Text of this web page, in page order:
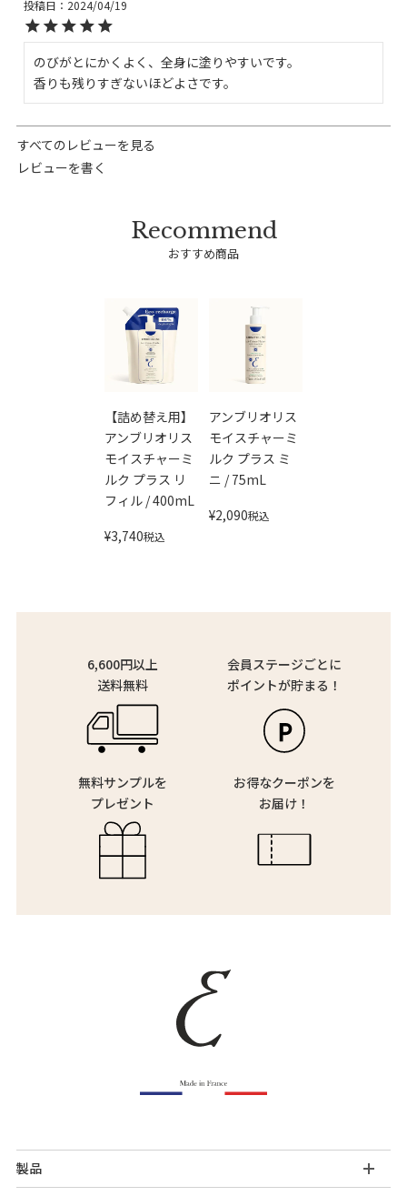
投稿日
2024/04/19
のびがとにかくよく、全身に塗りやすいです。
香りも残りすぎないほどよさです。
すべてのレビューを見る
レビューを書く
おすすめ商品
【詰め替え用】
アンブリオリス
モイスチャーミ
ルク プラス リ
フィル / 400mL
¥3,740税込
アンブリオリス
モイスチャーミ
ルク プラス ミ
ニ / 75mL
¥2,090税込
6,600円以上
送料無料
会員ステージごとに
ポイントが貯まる！
無料サンプルを
プレゼント
お得なクーポンを
お届け！
製品